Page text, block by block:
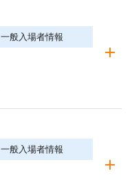
一般入場者情報
一般入場者情報